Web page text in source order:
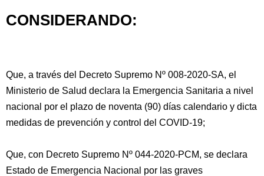
CONSIDERANDO:
Que, a través del Decreto Supremo Nº 008-2020-SA, el
Ministerio de Salud declara la Emergencia Sanitaria a nivel
nacional por el plazo de noventa (90) días calendario y dicta
medidas de prevención y control del COVID-19;
Que, con Decreto Supremo Nº 044-2020-PCM, se declara
Estado de Emergencia Nacional por las graves